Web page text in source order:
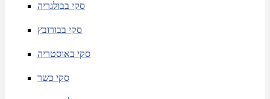
סקי בבולגריה
סקי בבורובץ
סקי באוסטריה
סקי כשר